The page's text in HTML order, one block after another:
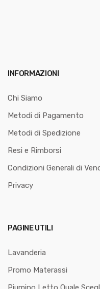
INFORMAZIONI
Chi Siamo
Metodi di Pagamento
Metodi di Spedizione
Resi e Rimborsi
Condizioni Generali di
Privacy
PAGINE UTILI
Lavanderia
Promo Materassi